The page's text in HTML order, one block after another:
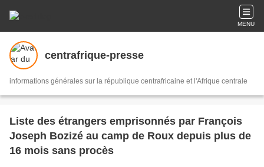
MENU
centrafrique-presse
informations générales sur la république centrafricaine et l'Afrique centrale
Liste des étrangers emprisonnés par François
Joseph Bozizé au camp de Roux depuis plus de
16 mois sans procès